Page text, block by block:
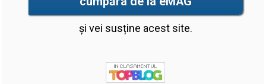
și vei susține acest site.